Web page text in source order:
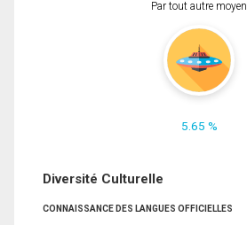
Par tout autre moyen
5.65 %
Diversité Culturelle
CONNAISSANCE DES LANGUES OFFICIELLES